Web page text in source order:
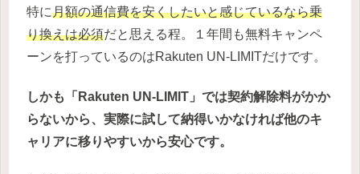
特に月額の通信費を安くしたいと感じているなら乗
り換えは必須だと思える程。１年間も無料キャンペ
ーンを打っているのはRakuten UN-LIMITだけです。
しかも「Rakuten UN-LIMIT」では契約解除料がかか
らないから、実際に試して納得いかなければ他のキ
ャリアに移りやすいから安心です。